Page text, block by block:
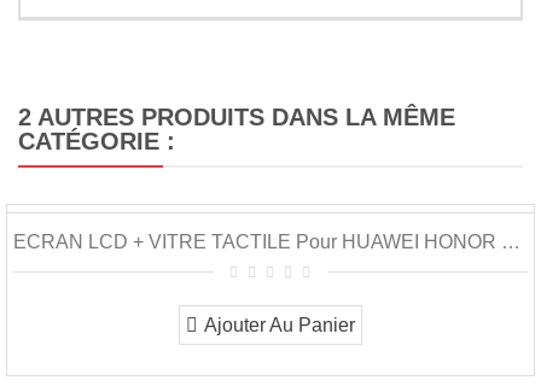
2 AUTRES PRODUITS DANS LA MÊME
CATÉGORIE :
ECRAN LCD + VITRE TACTILE Pour HUAWEI HONOR 9X...
Ajouter Au Panier